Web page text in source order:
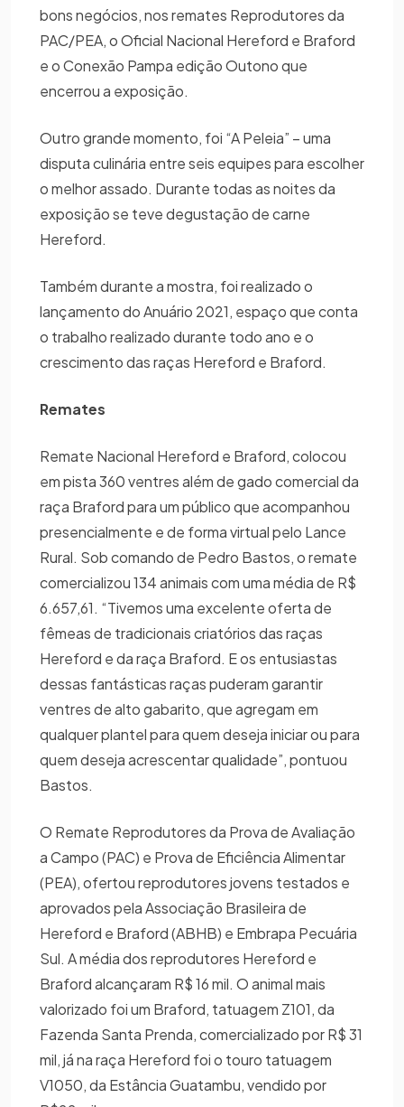
bons negócios, nos remates Reprodutores da
PAC/PEA, o Oficial Nacional Hereford e Braford
e o Conexão Pampa edição Outono que
encerrou a exposição.
Outro grande momento, foi “A Peleia” – uma
disputa culinária entre seis equipes para escolher
o melhor assado. Durante todas as noites da
exposição se teve degustação de carne
Hereford.
Também durante a mostra, foi realizado o
lançamento do Anuário 2021, espaço que conta
o trabalho realizado durante todo ano e o
crescimento das raças Hereford e Braford.
Remates
Remate Nacional Hereford e Braford, colocou
em pista 360 ventres além de gado comercial da
raça Braford para um público que acompanhou
presencialmente e de forma virtual pelo Lance
Rural. Sob comando de Pedro Bastos, o remate
comercializou 134 animais com uma média de R$
6.657,61. “Tivemos uma excelente oferta de
fêmeas de tradicionais criatórios das raças
Hereford e da raça Braford. E os entusiastas
dessas fantásticas raças puderam garantir
ventres de alto gabarito, que agregam em
qualquer plantel para quem deseja iniciar ou para
quem deseja acrescentar qualidade”, pontuou
Bastos.
O Remate Reprodutores da Prova de Avaliação
a Campo (PAC) e Prova de Eficiência Alimentar
(PEA), ofertou reprodutores jovens testados e
aprovados pela Associação Brasileira de
Hereford e Braford (ABHB) e Embrapa Pecuária
Sul. A média dos reprodutores Hereford e
Braford alcançaram R$ 16 mil. O animal mais
valorizado foi um Braford, tatuagem Z101, da
Fazenda Santa Prenda, comercializado por R$ 31
mil, já na raça Hereford foi o touro tatuagem
V1050, da Estância Guatambu, vendido por